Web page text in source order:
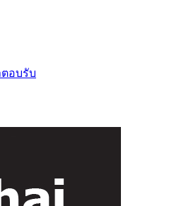
อบรับ